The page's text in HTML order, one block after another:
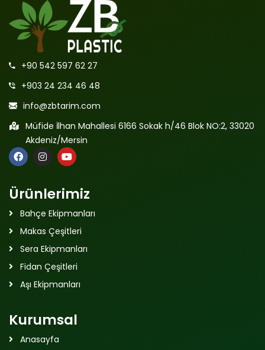
+90 542 597 62 27
+903 24 234 46 48
info@zbtarim.com
Müfide İlhan Mahallesi 6166 Sokak h/46 Blok NO:2, 33020
Akdeniz/Mersin
Ürünlerimiz
Bahçe Ekipmanları
Makas Çeşitleri
Sera Ekipmanları
Fidan Çeşitleri
Aşı Ekipmanları
Kurumsal
Anasayfa